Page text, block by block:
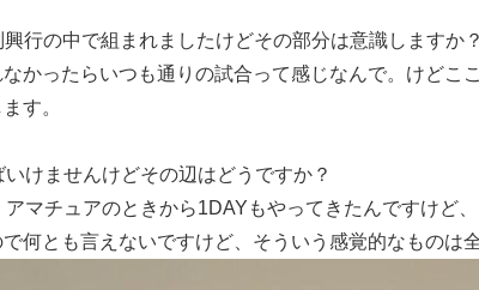
行の中で組まれましたけどその部分は意識しますか
かったらいつも通りの試合って感じなんで。けどこ
す。
けませんけどその辺はどうですか？
マチュアのときから1DAYもやってきたんですけど
何とも言えないですけど、そういう感覚的なものは